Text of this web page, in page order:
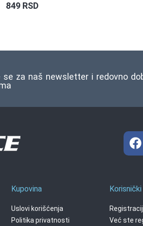
849 RSD
se za naš newsletter i redovno
Kupovina
Uslovi korišćenja
Politika privatnosti
Već ste